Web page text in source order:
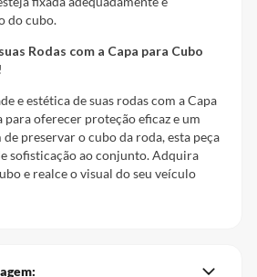
do cubo.
Rodas com a Capa para Cubo
e estética de suas rodas com a Capa
oferecer proteção eficaz e um
preservar o cubo da roda, esta peça
sofisticação ao conjunto. Adquira
e realce o visual do seu veículo